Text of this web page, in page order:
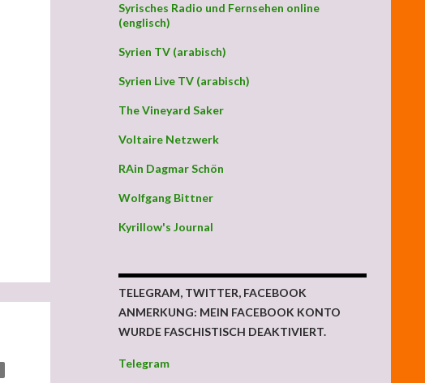
Syrisches Radio und Fernsehen online
(englisch)
Syrien TV (arabisch)
Syrien Live TV (arabisch)
The Vineyard Saker
Voltaire Netzwerk
RAin Dagmar Schön
Wolfgang Bittner
Kyrillow's Journal
TELEGRAM, TWITTER, FACEBOOK
ANMERKUNG: MEIN FACEBOOK KONTO
WURDE FASCHISTISCH DEAKTIVIERT.
Telegram